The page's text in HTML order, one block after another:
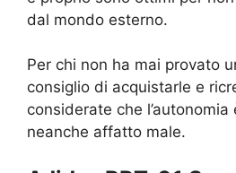
dal mondo esterno.
Per chi non ha mai provato
consiglio di acquistarle e
considerate che
neanche affatto male.